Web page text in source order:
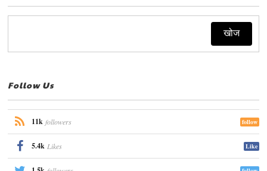
Follow Us
11k followers follow
5.4k Likes Like